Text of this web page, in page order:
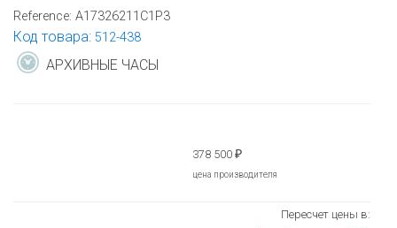
Reference: A17326211C1P3
Код товара: 512-438
АРХИВНЫЕ ЧАСЫ
378 500 ₽
цена производителя
Пересчет цены в: